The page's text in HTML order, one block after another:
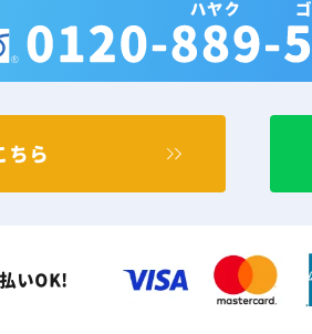
ちら
いOK!